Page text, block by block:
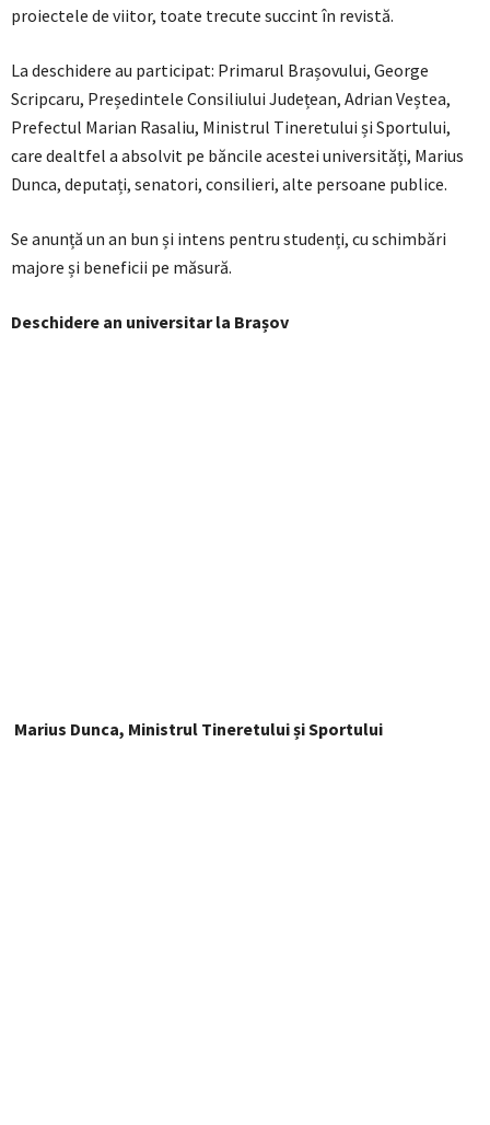
proiectele de viitor, toate trecute succint în revistă.
La deschidere au participat: Primarul Brașovului, George
Scripcaru, Președintele Consiliului Județean, Adrian Veștea,
Prefectul Marian Rasaliu, Ministrul Tineretului și Sportului,
care dealtfel a absolvit pe băncile acestei universități, Marius
Dunca, deputați, senatori, consilieri, alte persoane publice.
Se anunță un an bun și intens pentru studenți, cu schimbări
majore și beneficii pe măsură.
Deschidere an universitar la Brașov
Marius Dunca, Ministrul Tineretului și Sportului